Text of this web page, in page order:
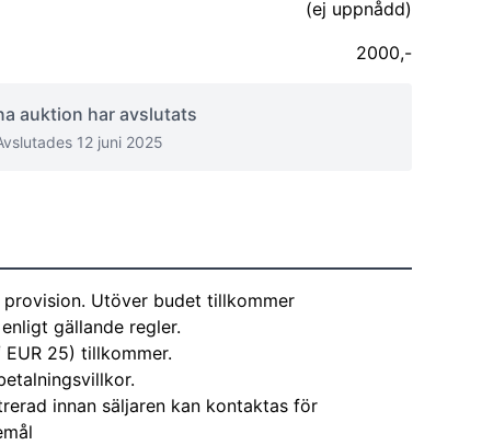
(ej uppnådd)
2000,-
auktion har avslutats
12 juni 2025
Utöver budet tillkommer
gällande regler.
25) tillkommer.
innan säljaren kan kontaktas för